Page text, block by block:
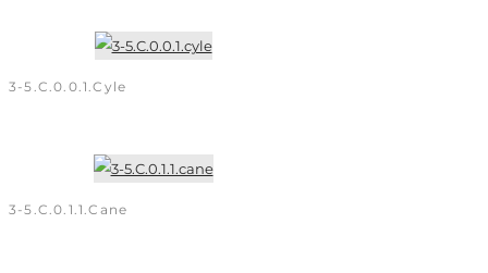
3-5.C.0.0.1.cyle
3-5.C.0.1.1.cane